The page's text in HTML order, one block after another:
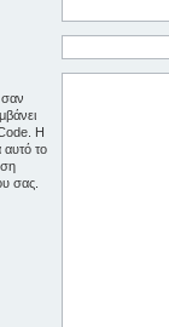
σαν
Η
αυτό το
σας.